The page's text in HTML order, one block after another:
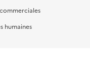
humaines